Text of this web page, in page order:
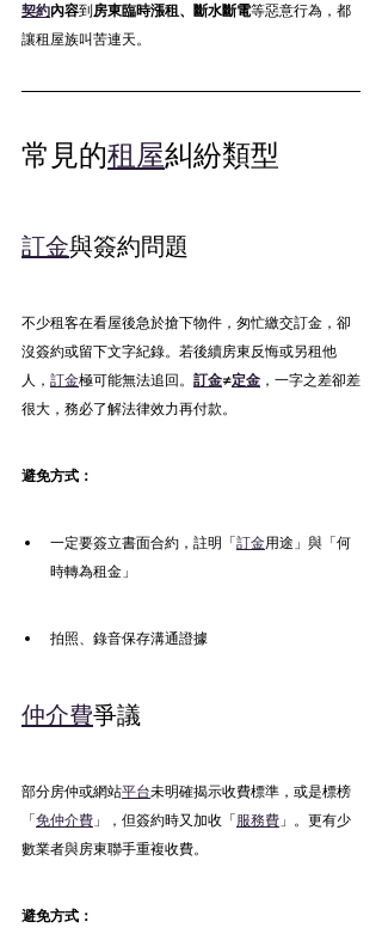
契約內容到房東臨時漲租、斷水斷電等惡意行為，都
讓租屋族叫苦連天。
常見的租屋糾紛類型
訂金與簽約問題
不少租客在看屋後急於搶下物件，匆忙繳交訂金，卻
沒簽約或留下文字紀錄。若後續房東反悔或另租他
人， 訂金極可能無法追回。 訂金≠定金 ，一字之差卻差
很大，務必了解法律效力再付款。
避免方式：
一定要簽立書面合約，註明「訂金用途」與「何
時轉為租金」
拍照、錄音保存溝通證據
仲介費爭議
部分房仲或網站平台未明確揭示收費標準，或是標榜
「免仲介費 」，但簽約時又加收「服務費 」。更有少
數業者與房東聯手重複收費。
避免方式：